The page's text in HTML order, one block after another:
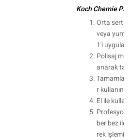
Koch Chemie
Orta
veya
1'i
Polisaj
anarak
r kullanın.
El ile
ber bez ile
rek işlemi